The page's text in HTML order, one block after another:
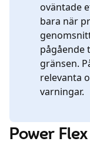
oväntade
bara när
pågående
gränsen.
relevanta
varningar.
Power